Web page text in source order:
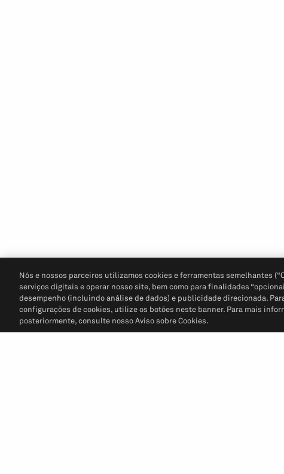
Nós e nossos parceiros utilizamos cookies e ferramentas semelhantes
serviços digitais e operar nosso site, bem como para finalidades
desempenho (incluindo análise de dados) e publicidade direcionada.
configurações de cookies, utilize os botões neste banner. Para mais
posteriormente, consulte nosso Aviso sobre Cookies.